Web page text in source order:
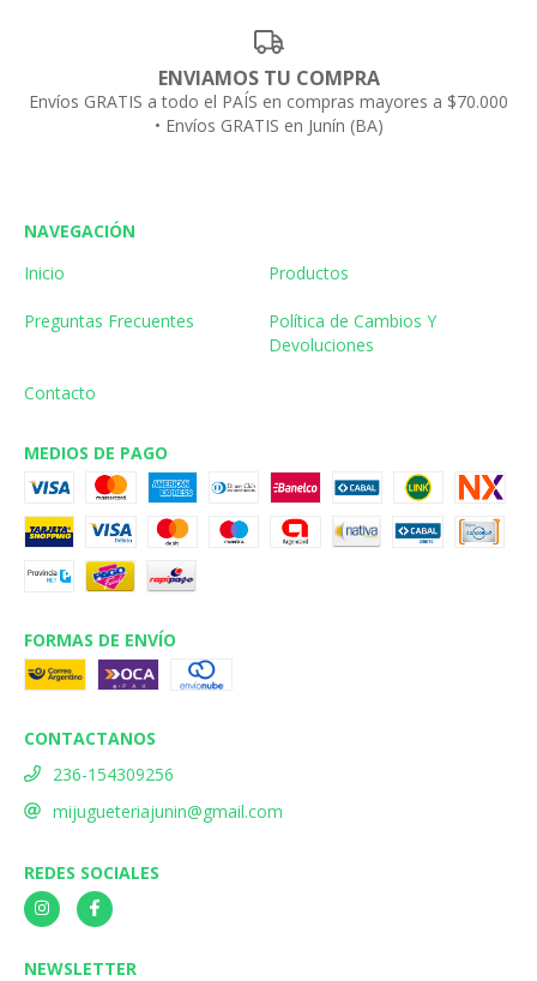
ENVIAMOS TU COMPRA
Envíos GRATIS a todo el PAÍS en compras mayores a $70.000
• Envíos GRATIS en Junín (BA)
NAVEGACIÓN
Inicio
Productos
Preguntas Frecuentes
Política de Cambios Y
Devoluciones
Contacto
MEDIOS DE PAGO
FORMAS DE ENVÍO
CONTACTANOS
236-154309256
mijugueteriajunin@gmail.com
REDES SOCIALES
NEWSLETTER